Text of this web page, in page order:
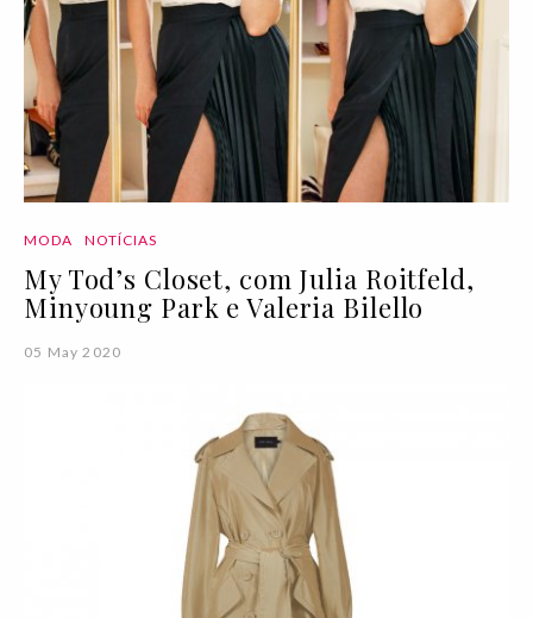
MODA NOTÍCIAS
My Tod’s Closet, com Julia Roitfeld,
Minyoung Park e Valeria Bilello
05 May 2020